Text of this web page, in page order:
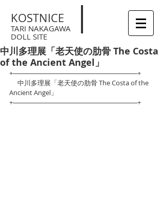
KOSTNICE
TARI NAKAGAWA
DOLL SITE
中川多理展「老天使の肋骨 The Costa
of the Ancient Angel」
+───────────────────────────+
中川多理展「老天使の肋骨 The Costa of the
Ancient Angel」
+───────────────────────────+